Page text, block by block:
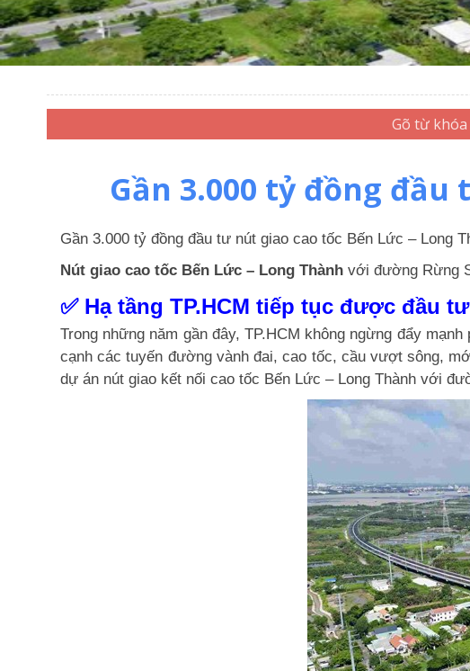
Gần 3.000 tỷ đồng
Gần 3.000 tỷ đồng đầu tư nút giao cao tốc Bến Lức – Long
Nút giao cao tốc Bến Lức – Long Thành với đường Rừng
✅ Hạ tầng TP.HCM tiếp tục được đầu
Trong những năm gần đây, TP.HCM không ngừng đẩy
cạnh các tuyến đường vành đai, cao tốc, cầu vượt sông,
dự án nút giao kết nối cao tốc Bến Lức – Long Thành với